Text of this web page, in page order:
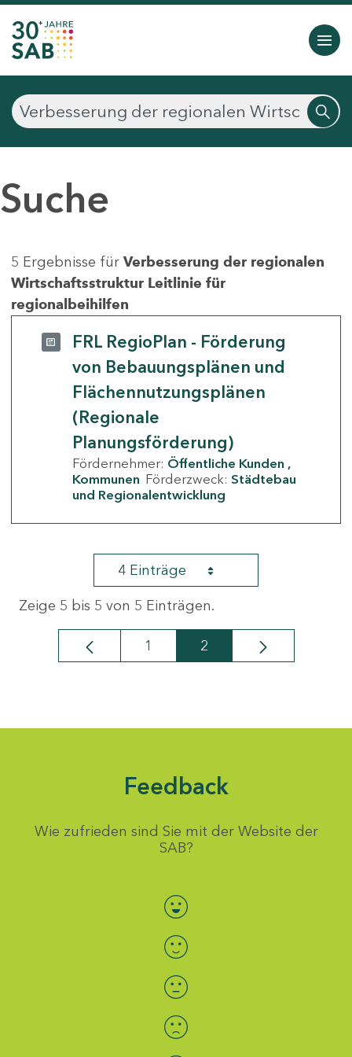
Suche
5 Ergebnisse für Verbesserung der regionalen
Wirtschaftsstruktur Leitlinie für
regionalbeihilfen
FRL RegioPlan - Förderung
von Bebauungsplänen und
Flächennutzungsplänen
(Regionale
Planungsförderung)
Fördernehmer: Öffentliche Kunden
Kommunen Förderzweck: Städtebau
und Regionalentwicklung
4 Einträge
Zeige 5 bis 5 von 5 Einträgen.
Seite
1 Seite
2
Feedback
Wie zufrieden sind Sie mit der Website der
SAB?
Bewertung auswählen